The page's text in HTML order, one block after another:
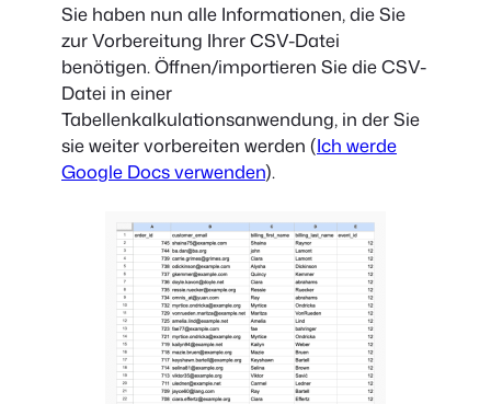
Sie haben nun alle Informationen, die Sie
zur Vorbereitung Ihrer CSV-Datei
benötigen. Öffnen/importieren Sie die CSV-
Datei in einer
Tabellenkalkulationsanwendung, in der Sie
sie weiter vorbereiten werden (Ich werde
Google Docs verwenden).